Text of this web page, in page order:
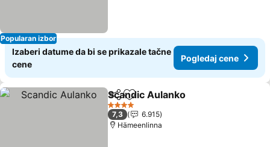
Popularan izbor
Izaberi datume da bi se prikazale tačne
cene
Pogledaj cene
Deli Dodati u favorite
Scandic Aulanko
4 Zvezdice
7,3
6.915
Hämeenlinna